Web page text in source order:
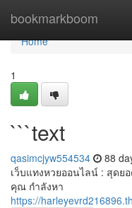
bookmarkboom
Home
Home
1
```text
qasimcjyw554534 88
เว็บแทงหวยออนไลน์ : สุด
คุณ กำลังหา
https://